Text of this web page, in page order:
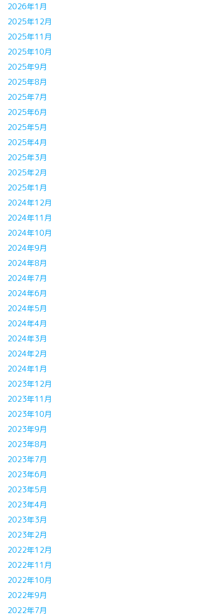
2026年1月
2025年12月
2025年11月
2025年10月
2025年9月
2025年8月
2025年7月
2025年6月
2025年5月
2025年4月
2025年3月
2025年2月
2025年1月
2024年12月
2024年11月
2024年10月
2024年9月
2024年8月
2024年7月
2024年6月
2024年5月
2024年4月
2024年3月
2024年2月
2024年1月
2023年12月
2023年11月
2023年10月
2023年9月
2023年8月
2023年7月
2023年6月
2023年5月
2023年4月
2023年3月
2023年2月
2022年12月
2022年11月
2022年10月
2022年9月
2022年7月